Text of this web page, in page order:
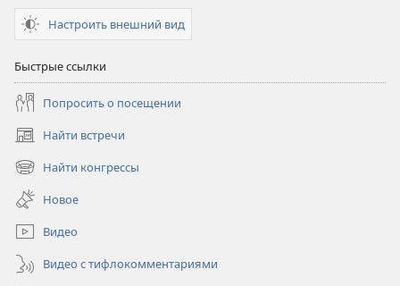
Настроить внешний вид
Быстрые ссылки
Попросить о посещении
Найти встречи
(открывается
в
новом
окне)
Найти конгрессы
(открывается
новом
окне)
Новое
Видео
Видео с тифлокомментариями